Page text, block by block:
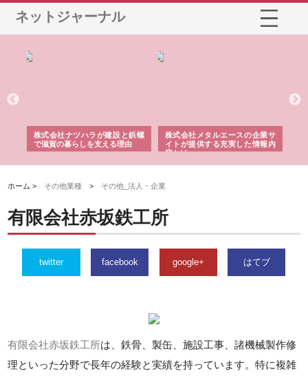
ネットジャーナル
株式会社ナツハラが建設と鋲螺
で滋賀の暮らしを支える理由
株式会社メタルエースの企業サ
イトが提供する充実した情報内
容とは
ホーム > その他業種 > その他_法人・企業
有限会社赤坂鉄工所
twitter facebook google+ はてブ
有限会社赤坂鉄工所は、鉄骨、製缶、施設工事、諸機械製作修
理といった分野で長年の経験と実績を持っています。特に複雑